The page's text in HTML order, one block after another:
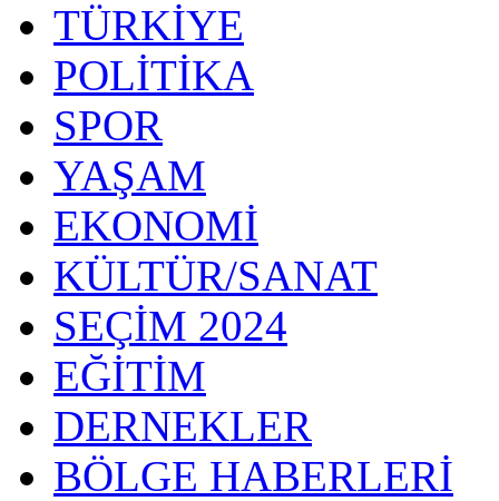
TÜRKİYE
POLİTİKA
SPOR
YAŞAM
EKONOMİ
KÜLTÜR/SANAT
SEÇİM 2024
EĞİTİM
DERNEKLER
BÖLGE HABERLERİ